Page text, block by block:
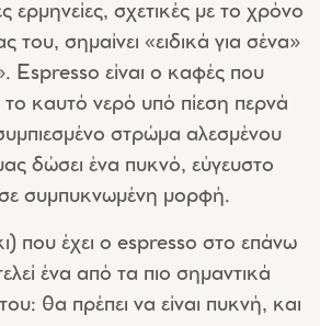
ερμηνείες, σχετικές με το χρόνο
του, σημαίνει «ειδικά για σένα»
Espresso είναι ο καφές που
το καυτό νερό υπό πίεση περνά
στρώμα αλεσμένου
δώσει ένα πυκνό, εύγευστο
συμπυκνωμένη μορφή.
που έχει ο espresso στο επάνω
ένα από τα πιο σημαντικά
θα πρέπει να είναι πυκνή, και